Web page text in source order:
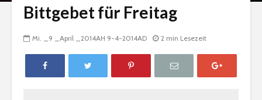
Bittgebet für Freitag
Mi. _9 _April _2014AH 9-4-2014AD 2 min Lesezeit